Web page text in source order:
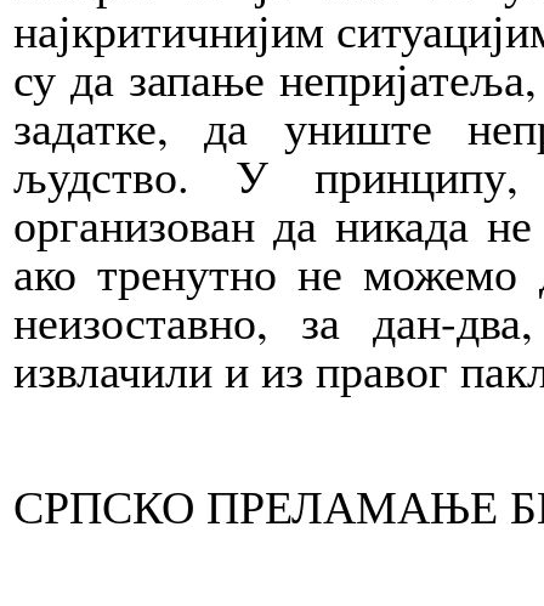
најкритичнијим
су да запање
задатке, да униште
људство. У
организован да никада
ако тренутно не
неизоставно, за дан-
извлачили и из правог
СРПСКО ПРЕЛАМАЊЕ